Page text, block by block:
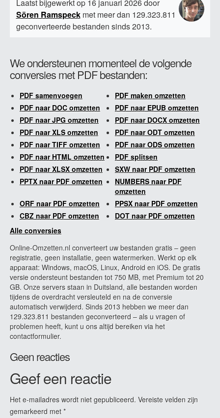
Laatst bijgewerkt op 16 januari 2026 door
Sören Ramspeckmet meer dan 129.323.811
geconverteerde bestanden sinds 2013.
We ondersteunen momenteel de volgende
conversies met PDF bestanden:
PDF samenvoegen
PDF maken omzetten
PDF naar DOC omzetten
PDF naar EPUB omzetten
PDF naar JPG omzetten
PDF naar DOCX omzetten
PDF naar XLS omzetten
PDF naar ODT omzetten
PDF naar TIFF omzetten
PDF naar ODS omzetten
PDF naar HTML omzetten
PDF splitsen
PDF naar XLSX omzetten
SXW naar PDF omzetten
PPTX naar PDF omzetten
NUMBERS naar PDF
omzetten
ORF naar PDF omzetten
PPSX naar PDF omzetten
CBZ naar PDF omzetten
DOT naar PDF omzetten
Alle conversies
Online-Omzetten.nl converteert uw bestanden gratis – geen
registratie, geen installatie, geen watermerken. Werkt op elk
apparaat: Windows, macOS, Linux, Android en iOS. De gratis
versie ondersteunt bestanden tot 750 MB, met Premium tot 20
GB. Onze servers staan in Duitsland, alle bestanden worden
tijdens de overdracht versleuteld en na de conversie
automatisch verwijderd. Sinds 2013 hebben we meer dan
129.323.811 bestanden geconverteerd – als u vragen of
problemen heeft, kunt u ons altijd bereiken via het
contactformulier.
Geen reacties
Geef een reactie
Het e-mailadres wordt niet gepubliceerd. Vereiste velden zijn
gemarkeerd met *